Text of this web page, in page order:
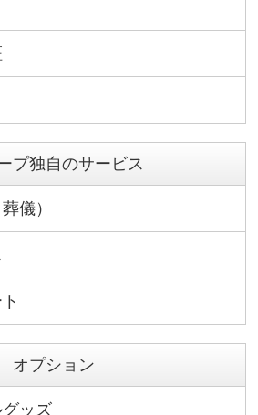
プ独自のサービス
儀）
オプション
ッズ